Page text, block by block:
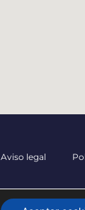
Aviso legal